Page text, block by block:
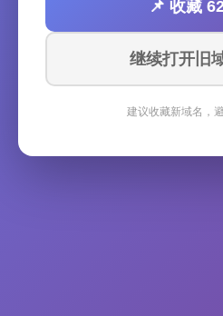
📌 收藏
继续打开旧
建议收藏新域名，